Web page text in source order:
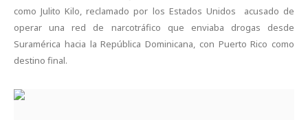
como Julito Kilo, reclamado por los Estados Unidos acusado de
operar una red de narcotráfico que enviaba drogas desde
Suramérica hacia la República Dominicana, con Puerto Rico como
destino final.